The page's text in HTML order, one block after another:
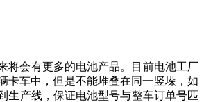
将会有更多的电池产品。目前电池工厂
卡车中，但是不能堆叠在同一竖垛，如
生产线，保证电池型号与整车订单号匹